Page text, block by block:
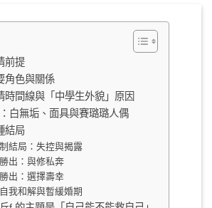
前提
角色與關係
時間線與「中學生外貌」原因
白無垢、面具與賽璐璐人偶
結局
結局：失控與揭露
出：與修私奔
出：選擇壽幸
我和解與暫緩婚期